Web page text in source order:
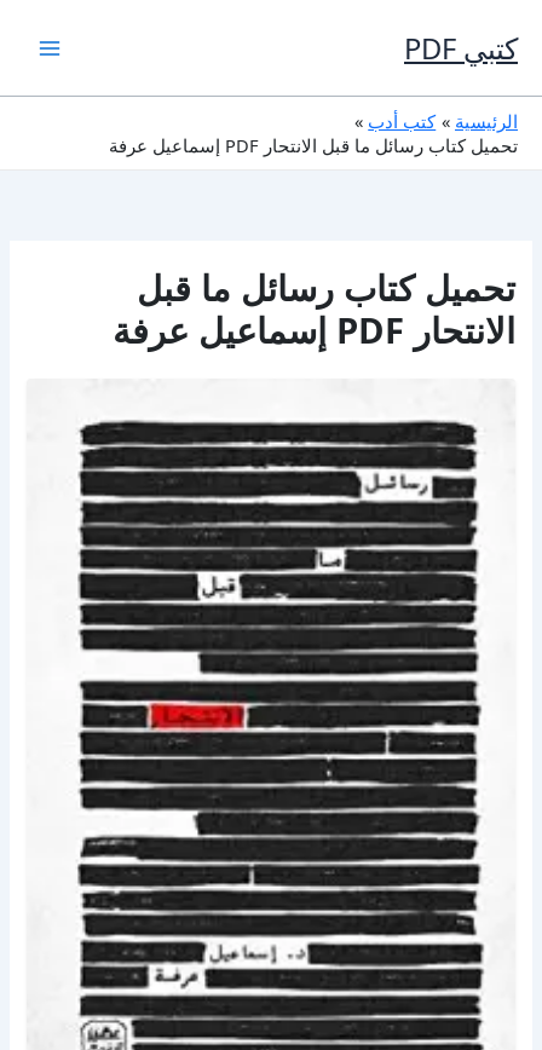
إلى
المحتوى
كتبي PDF
الرئيسية
كتب أدب
تحميل كتاب رسائل ما قبل الانتحار PDF إسماعيل عرفة
تحميل كتاب رسائل ما قبل
الانتحار PDF إسماعيل عرفة